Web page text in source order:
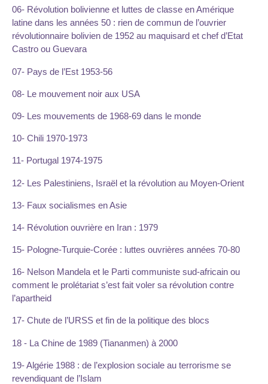
06- Révolution bolivienne et luttes de classe en Amérique
latine dans les années 50 : rien de commun de l’ouvrier
révolutionnaire bolivien de 1952 au maquisard et chef d’Etat
Castro ou Guevara
07- Pays de l’Est 1953-56
08- Le mouvement noir aux USA
09- Les mouvements de 1968-69 dans le monde
10- Chili 1970-1973
11- Portugal 1974-1975
12- Les Palestiniens, Israël et la révolution au Moyen-Orient
13- Faux socialismes en Asie
14- Révolution ouvrière en Iran : 1979
15- Pologne-Turquie-Corée : luttes ouvrières années 70-80
16- Nelson Mandela et le Parti communiste sud-africain ou
comment le prolétariat s’est fait voler sa révolution contre
l’apartheid
17- Chute de l’URSS et fin de la politique des blocs
18 - La Chine de 1989 (Tiananmen) à 2000
19- Algérie 1988 : de l’explosion sociale au terrorisme se
revendiquant de l’Islam